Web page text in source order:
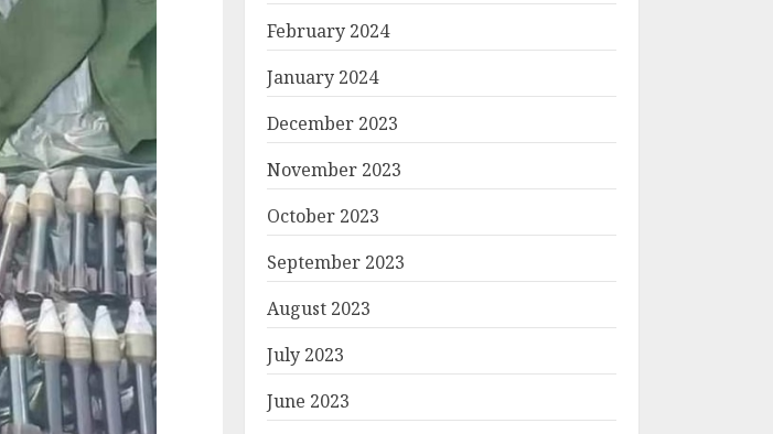
February 2024
January 2024
December 2023
November 2023
October 2023
September 2023
August 2023
July 2023
June 2023